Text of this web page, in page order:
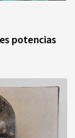
potencias